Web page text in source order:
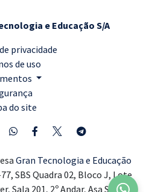
e Educação S/A
privacidade
de uso
do site
Gran Tecnologia e Educação
SBS Quadra 02, Bloco J, Lote
Sala 201, 2º Andar, Asa Sul,